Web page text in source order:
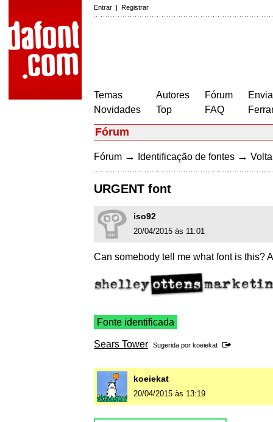
Entrar | Registrar
Temas
Novidades
Autores
Top
Fórum
FAQ
Fórum
Fórum → Identificação de fontes →
URGENT font
iso92
20/04/2015 às 11:01
Can somebody tell me what font is this?
Fonte identificada
Sears Tower Sugerida por koeiekat
koeiekat
20/04/2015 às 13:19